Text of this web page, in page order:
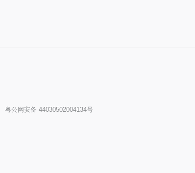
粤公网安备 44030502004134号